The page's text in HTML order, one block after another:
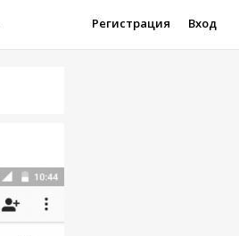
Регистрация Вход